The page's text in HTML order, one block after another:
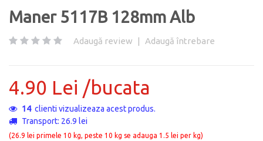
Maner 5117B 128mm Alb
Adaugă review | Adaugă întrebare
4.90 Lei /bucata
14clienti vizualizeaza acest produs.
Transport: 26.9 lei
(26.9 lei primele 10 kg, peste 10 kg se adauga 1.5 lei per kg)